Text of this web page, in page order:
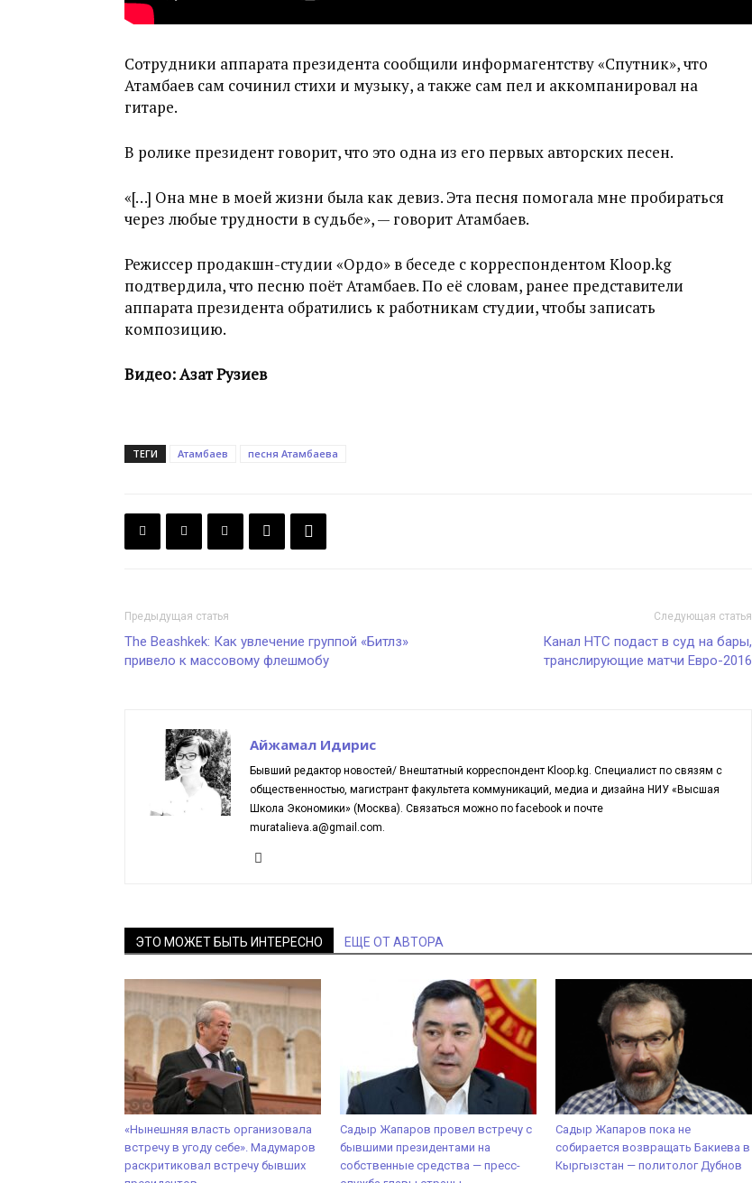
Сотрудники аппарата президента сообщили информагентству «Спутник», что
Атамбаев сам сочинил стихи и музыку, а также сам пел и аккомпанировал на
гитаре.
В ролике президент говорит, что это одна из его первых авторских песен.
«[…] Она мне в моей жизни была как девиз. Эта песня помогала мне пробираться
через любые трудности в судьбе», — говорит Атамбаев.
Режиссер продакшн-студии «Ордо» в беседе с корреспондентом Kloop.kg
подтвердила, что песню поёт Атамбаев. По её словам, ранее представители
аппарата президента обратились к работникам студии, чтобы записать
композицию.
Видео: Азат Рузиев
ТЕГИ Атамбаев песня Атамбаева
Предыдущая статья
The Beashkek: Как увлечение группой «Битлз»
привело к массовому флешмобу
Следующая статья
Канал НТС подаст в суд на бары,
транслирующие матчи Евро-2016
Айжамал Идирис
Бывший редактор новостей/ Внештатный корреспондент Kloop.kg. Cпециалист по связям с
общественностью, магистрант факультета коммуникаций, медиа и дизайна НИУ «Высшая
Школа Экономики» (Москва). Связаться можно по facebook и почте
muratalieva.a@gmail.com.
ЭТО МОЖЕТ БЫТЬ ИНТЕРЕСНО ЕЩЕ ОТ АВТОРА
«Нынешняя власть организовала
встречу в угоду себе». Мадумаров
раскритиковал встречу бывших
Садыр Жапаров провел встречу с
бывшими президентами на
собственные средства — пресс-
Садыр Жапаров пока не
собирается возвращать Бакиева в
Кыргызстан — политолог Дубнов